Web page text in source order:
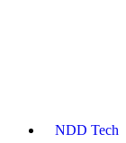
NDD Tech